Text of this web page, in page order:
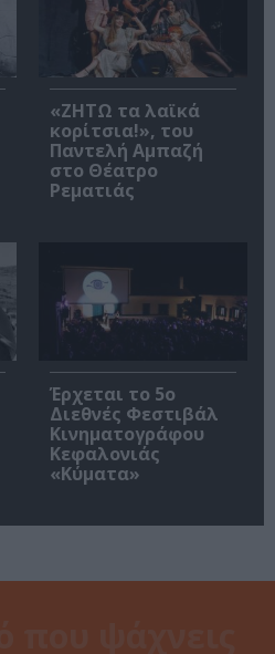
«ΖΗΤΩ τα λαϊκά
κορίτσια!», του
Παντελή Αμπαζή
στο Θέατρο
Ρεματιάς
Έρχεται το 5ο
Διεθνές Φεστιβάλ
Κινηματογράφου
Κεφαλονιάς
«Κύματα»